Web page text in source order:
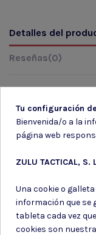
Detalles del
Reseñas(0)
Tu configuración
Bienvenida/o a la
página web
ZULU TACTICAL, S.
Una cookie o
información que se
tableta cada vez
cookies son